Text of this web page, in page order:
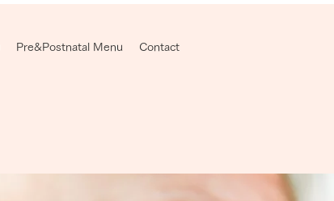
Pre&Postnatal Menu Contact